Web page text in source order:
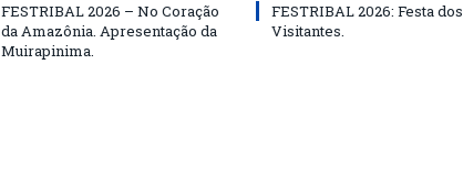
FESTRIBAL 2026 – No Coração
da Amazônia. Apresentação da
Muirapinima.
FESTRIBAL 2026: Festa dos
Visitantes.